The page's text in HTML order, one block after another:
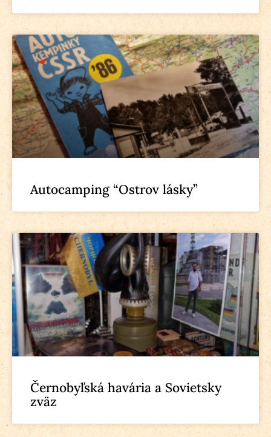
Autocamping “Ostrov lásky”
Černobyľská havária a Sovietsky
zväz